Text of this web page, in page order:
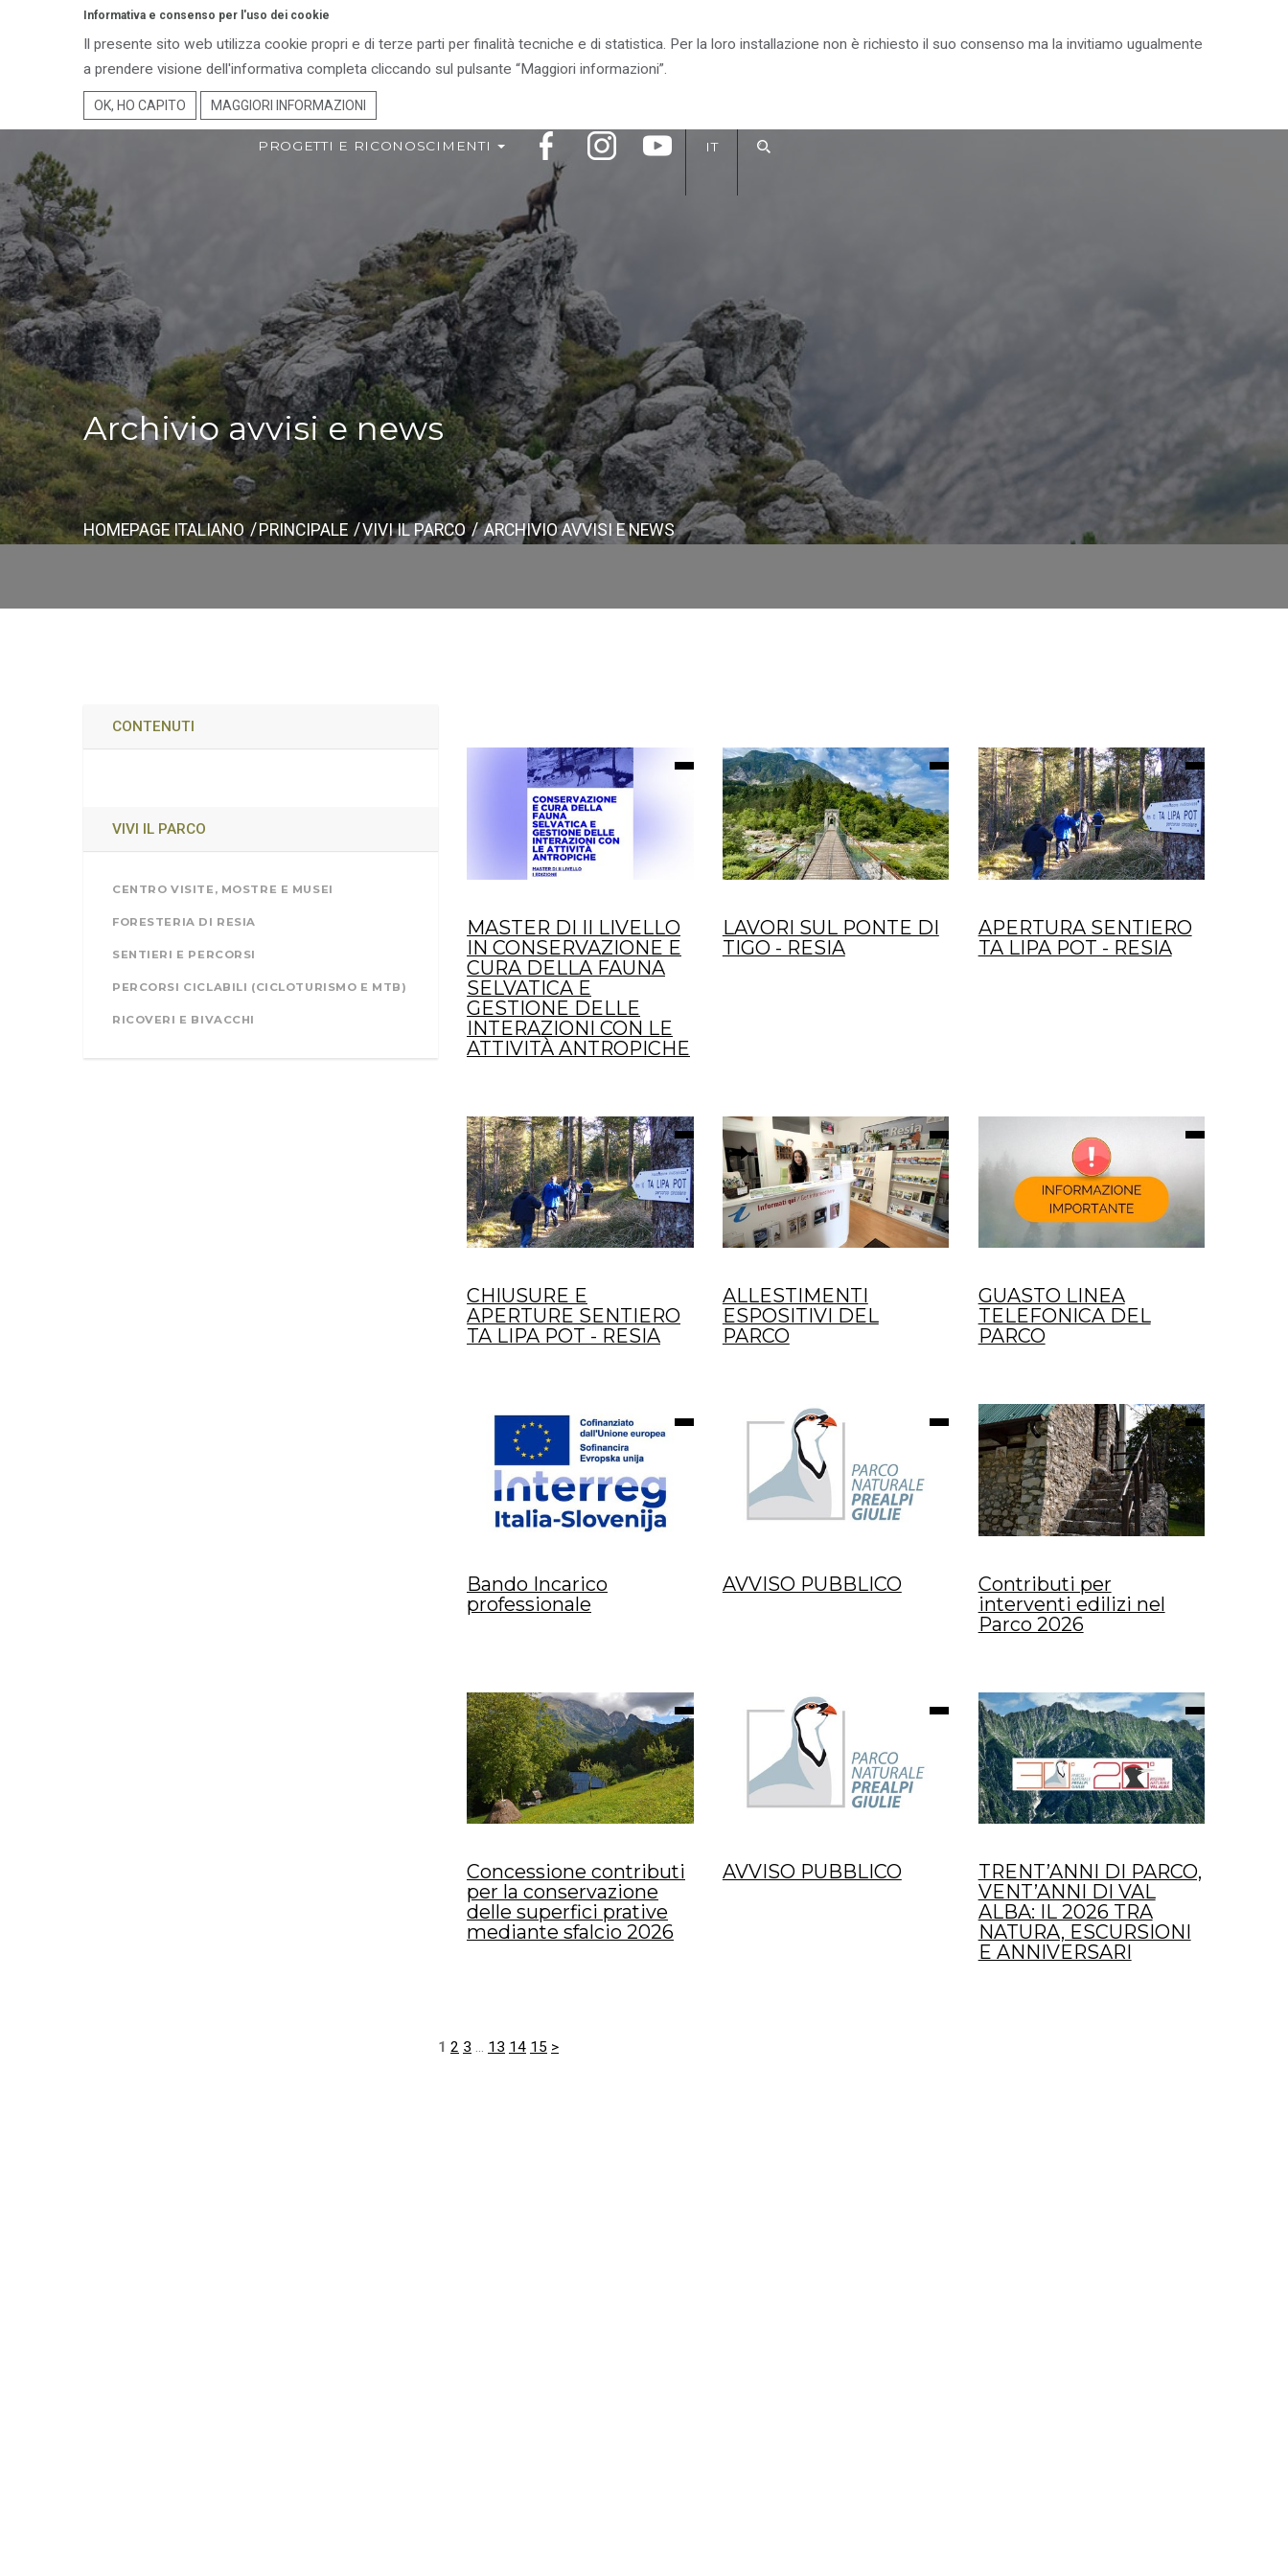
Informativa e consenso per l'uso dei cookie
Il presente sito web utilizza cookie propri e di terze parti per finalità tecniche e di statistica. Per la loro installazione non è richiesto il suo consenso ma la invitiamo ugualmente
a prendere visione dell'informativa completa cliccando sul pulsante “Maggiori informazioni”.
OK, HO CAPITO MAGGIORI INFORMAZIONI
ENTE PARCO TERRITORIO VIVI IL PARCO IL PARCO CONSIGLIA IL PARCO PER I GIOVANI
PROGETTI E RICONOSCIMENTI IT
Archivio avvisi e news
HOMEPAGE ITALIANO PRINCIPALE VIVI IL PARCO ARCHIVIO AVVISI E NEWS
MASTER DI II LIVELLO
IN CONSERVAZIONE E
CURA DELLA FAUNA
SELVATICA E
GESTIONE DELLE
INTERAZIONI CON LE
ATTIVITÀ ANTROPICHE
LAVORI SUL PONTE DI
TIGO - RESIA
APERTURA SENTIERO
TA LIPA POT - RESIA
CHIUSURE E
APERTURE SENTIERO
TA LIPA POT - RESIA
ALLESTIMENTI
ESPOSITIVI DEL
PARCO
GUASTO LINEA
TELEFONICA DEL
PARCO
Bando Incarico
professionale
AVVISO PUBBLICO
Contributi per
interventi edilizi nel
Parco 2026
Concessione contributi
per la conservazione
delle superfici prative
mediante sfalcio 2026
AVVISO PUBBLICO
TRENT’ANNI DI PARCO,
VENT’ANNI DI VAL
ALBA: IL 2026 TRA
NATURA, ESCURSIONI
E ANNIVERSARI
1 2 3 ... 13 14 15 >
CONTENUTI
VIVI IL PARCO
CENTRO VISITE, MOSTRE E MUSEI
FORESTERIA DI RESIA
SENTIERI E PERCORSI
PERCORSI CICLABILI (CICLOTURISMO E MTB)
RICOVERI E BIVACCHI